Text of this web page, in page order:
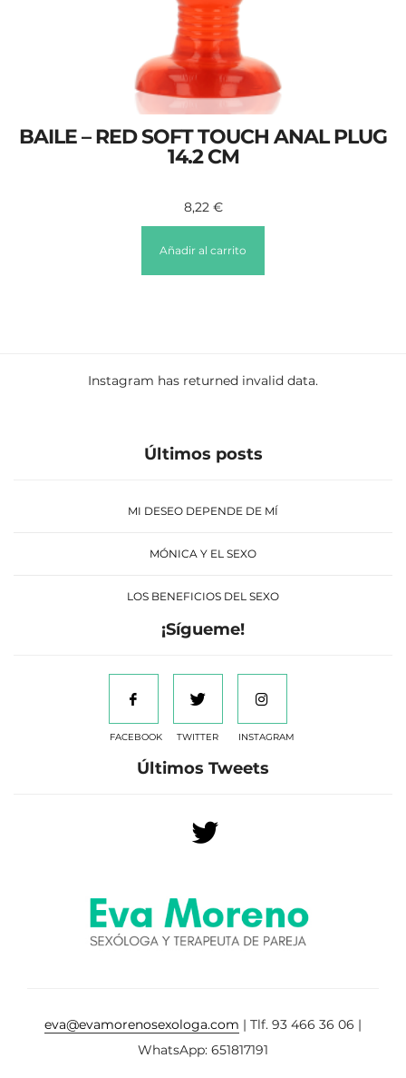
BAILE – RED SOFT TOUCH ANAL PLUG
14.2 CM
8,22 €
Añadir al carrito
Instagram has returned invalid data.
Últimos posts
MI DESEO DEPENDE DE MÍ
MÓNICA Y EL SEXO
LOS BENEFICIOS DEL SEXO
¡Sígueme!
FACEBOOK TWITTER INSTAGRAM
Últimos Tweets
eva@evamorenosexologa.com | Tlf. 93 466 36 06 |
WhatsApp: 651817191